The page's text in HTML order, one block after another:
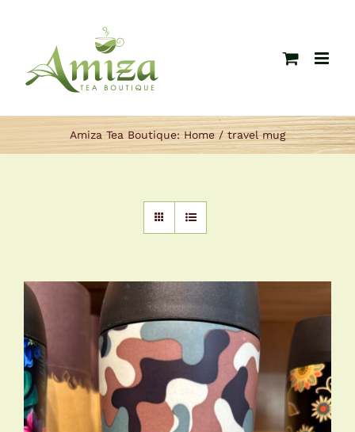
Amiza Tea Boutique: Home travel mug